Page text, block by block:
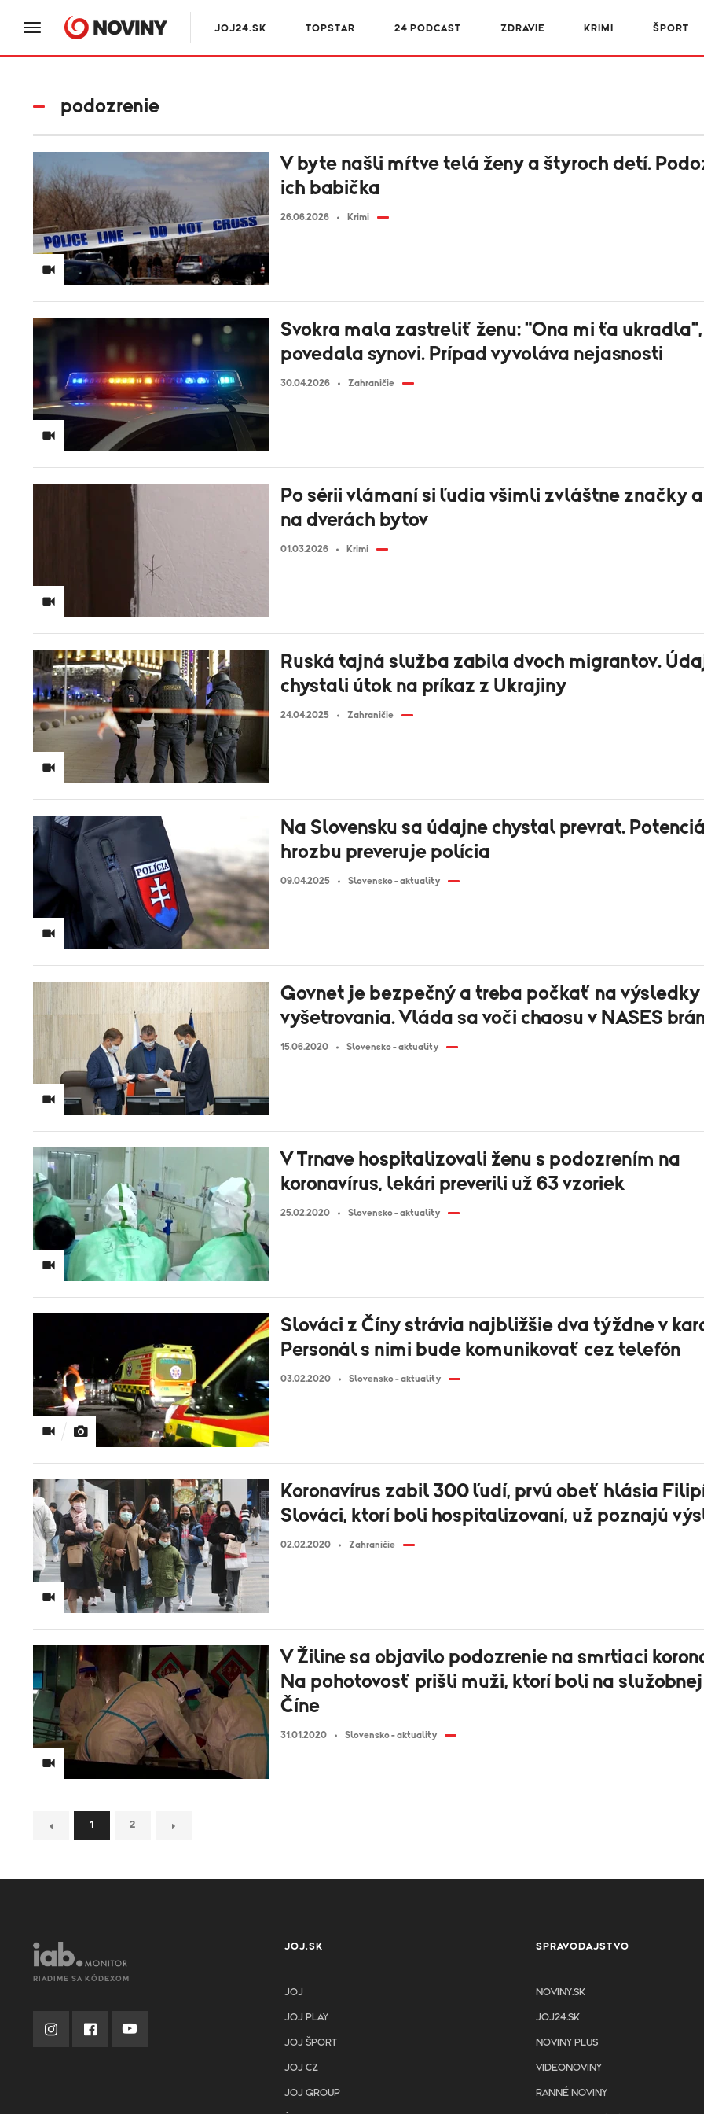
JOJ24.SK TOPSTAR 24 PODCAST ZDRAVIE KRIMI ŠPORT
podozrenie
V byte našli mŕtve telá ženy a štyroch detí.
ich babička
26.06.2026 Krimi
Svokra mala zastreliť ženu: "Ona mi ťa ukradla",
povedala synovi. Prípad vyvoláva nejasnosti
30.04.2026 Zahraničie
Po sérii vlámaní si ľudia všimli zvláštne značky
na dverách bytov
01.03.2026 Krimi
Ruská tajná služba zabila dvoch migrantov.
chystali útok na príkaz z Ukrajiny
24.04.2025 Zahraničie
Na Slovensku sa údajne chystal prevrat.
hrozbu preveruje polícia
09.04.2025 Slovensko - aktuality
Govnet je bezpečný a treba počkať na výsledky
vyšetrovania. Vláda sa voči chaosu v NASES
15.06.2020 Slovensko - aktuality
V Trnave hospitalizovali ženu s podozrením na
koronavírus, lekári preverili už 63 vzoriek
25.02.2020 Slovensko - aktuality
Slováci z Číny strávia najbližšie dva týždne v
Personál s nimi bude komunikovať cez telefón
03.02.2020 Slovensko - aktuality
Koronavírus zabil 300 ľudí, prvú obeť hlásia
Slováci, ktorí boli hospitalizovaní, už poznajú
02.02.2020 Zahraničie
V Žiline sa objavilo podozrenie na smrtiaci
Na pohotovosť prišli muži, ktorí boli na
Číne
31.01.2020 Slovensko - aktuality
1 2
RIADIME SA KÓDEXOM
JOJ.SK
JOJ
JOJ PLAY
JOJ ŠPORT
JOJ CZ
JOJ GROUP
SPRAVODAJSTVO
NOVINY.SK
JOJ24.SK
NOVINY PLUS
VIDEONOVINY
RANNÉ NOVINY